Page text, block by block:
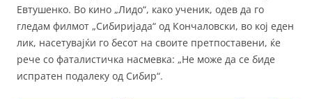
Евтушенко. Во кино „Лидо“, како ученик, одев да го
гледам филмот „Сибиријада“ од Кончаловски, во кој еден
лик, насетувајќи го бесот на своите претпоставени, ќе
рече со фаталистичка насмевка: „Не може да се биде
испратен подалеку од Сибир“.